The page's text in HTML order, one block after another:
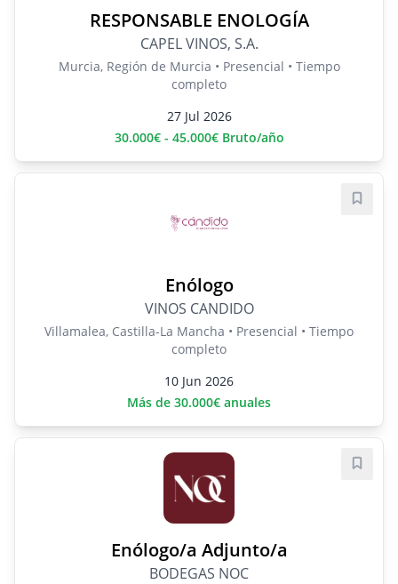
RESPONSABLE ENOLOGÍA
CAPEL VINOS, S.A.
Murcia, Región de Murcia • Presencial • Tiempo
completo
27 Jul 2026
30.000€ - 45.000€ Bruto/año
Enólogo
VINOS CANDIDO
Villamalea, Castilla-La Mancha • Presencial • Tiempo
completo
10 Jun 2026
Más de 30.000€ anuales
Enólogo/a Adjunto/a
BODEGAS NOC